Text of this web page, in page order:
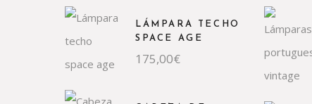
LÁMPARA TECHO
SPACE AGE
175,00€